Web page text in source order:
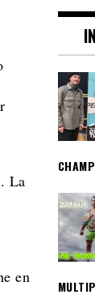
La
en